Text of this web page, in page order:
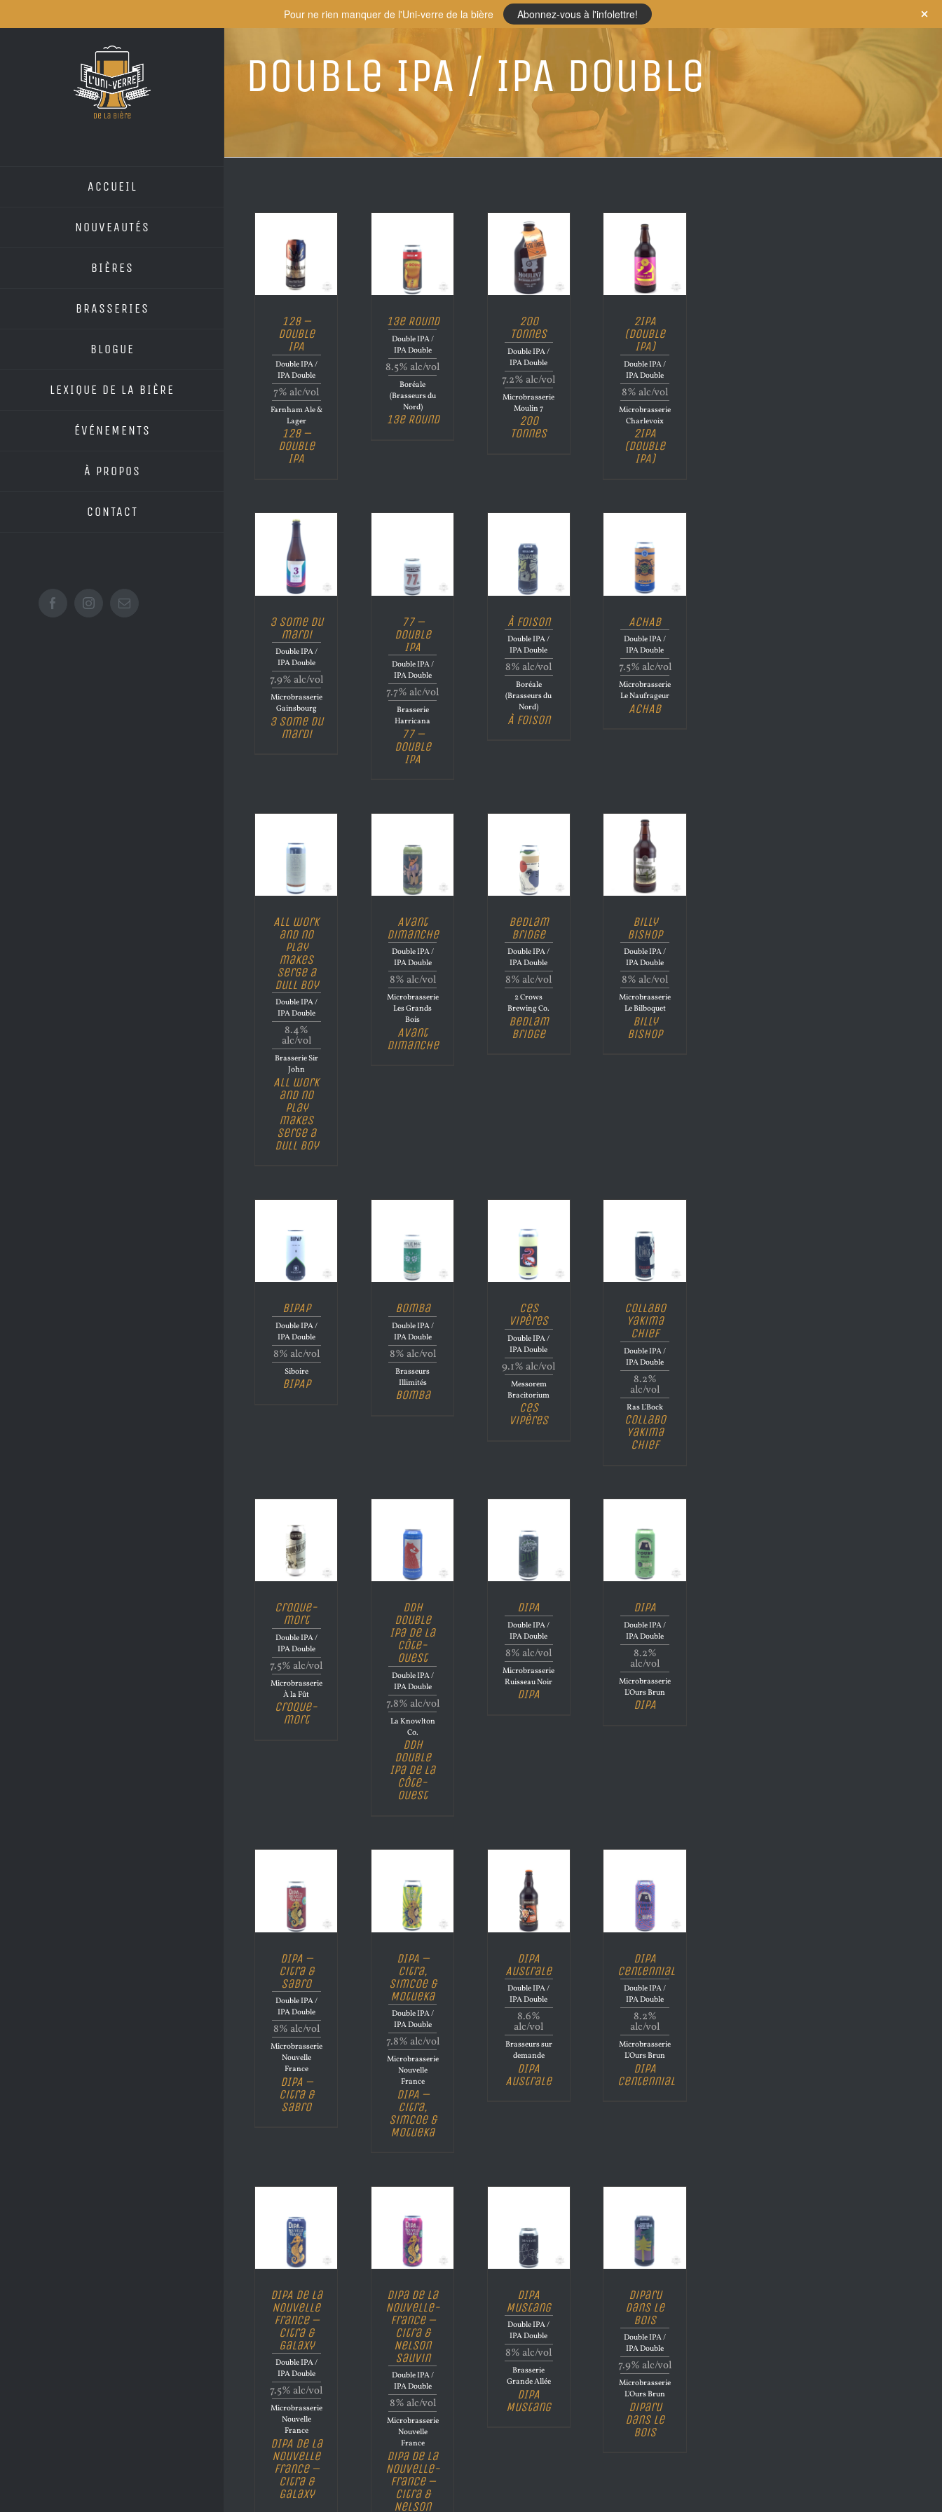
to
ACCUEIL
NOUVEAUTÉS
BIÈRES
BRASSERIES
BLOGUE
LEXIQUE DE LA BIÈRE
ÉVÉNEMENTS
À PROPOS
CONTACT
FacebookInstagramEmail
Double IPA / IPA Double
128 –
Double
IPA
Double IPA /
IPA Double
7% alc/vol
Farnham Ale &
Lager
128 –
Double
IPA
13e Round
Double IPA /
IPA Double
8.5% alc/vol
Boréale
(Brasseurs du
Nord)
13e Round
200
Tonnes
Double IPA /
IPA Double
7.2% alc/vol
Microbrasserie
Moulin 7
200
Tonnes
2IPA
(Double
IPA)
Double IPA /
IPA Double
8% alc/vol
Microbrasserie
Charlevoix
2IPA
(Double
IPA)
3 Some du
mardi
Double IPA /
IPA Double
7.9% alc/vol
Microbrasserie
Gainsbourg
3 Some du
mardi
77 –
Double
IPA
Double IPA /
IPA Double
7.7% alc/vol
Brasserie
Harricana
77 –
Double
IPA
À Foison
Double IPA /
IPA Double
8% alc/vol
Boréale
(Brasseurs du
Nord)
À Foison
ACHAB
Double IPA /
IPA Double
7.5% alc/vol
Microbrasserie
Le Naufrageur
ACHAB
All work
and no
play
makes
Serge a
dull boy
Double IPA /
IPA Double
8.4%
alc/vol
Brasserie Sir
John
All work
and no
play
makes
Serge a
dull boy
Avant
Dimanche
Double IPA /
IPA Double
8% alc/vol
Microbrasserie
Les Grands
Bois
Avant
Dimanche
Bedlam
Bridge
Double IPA /
IPA Double
8% alc/vol
2 Crows
Brewing Co.
Bedlam
Bridge
Billy
Bishop
Double IPA /
IPA Double
8% alc/vol
Microbrasserie
Le Bilboquet
Billy
Bishop
BIPAP
Double IPA /
IPA Double
8% alc/vol
Siboire
BIPAP
Bomba
Double IPA /
IPA Double
8% alc/vol
Brasseurs
Illimités
Bomba
Ces
Vipères
Double IPA /
IPA Double
9.1% alc/vol
Messorem
Bracitorium
Ces
Vipères
Collabo
Yakima
Chief
Double IPA /
IPA Double
8.2%
alc/vol
Ras L'Bock
Collabo
Yakima
Chief
Croque-
mort
Double IPA /
IPA Double
7.5% alc/vol
Microbrasserie
À la Fût
Croque-
mort
DDH
Double
Ipa de la
Côte-
ouest
Double IPA /
IPA Double
7.8% alc/vol
La Knowlton
Co.
DDH
Double
Ipa de la
Côte-
ouest
DIPA
Double IPA /
IPA Double
8% alc/vol
Microbrasserie
Ruisseau Noir
DIPA
DIPA
Double IPA /
IPA Double
8.2%
alc/vol
Microbrasserie
L'Ours Brun
DIPA
DIPA –
Citra &
Sabro
Double IPA /
IPA Double
8% alc/vol
Microbrasserie
Nouvelle
France
DIPA –
Citra &
Sabro
DIPA –
Citra,
Simcoe &
Motueka
Double IPA /
IPA Double
7.8% alc/vol
Microbrasserie
Nouvelle
France
DIPA –
Citra,
Simcoe &
Motueka
DIPA
Australe
Double IPA /
IPA Double
8.6%
alc/vol
Brasseurs sur
demande
DIPA
Australe
DIPA
Centennial
Double IPA /
IPA Double
8.2%
alc/vol
Microbrasserie
L'Ours Brun
DIPA
Centennial
DIPA De La
Nouvelle
France –
Citra &
Galaxy
Double IPA /
IPA Double
7.5% alc/vol
Microbrasserie
Nouvelle
France
DIPA De La
Nouvelle
France –
Citra &
Galaxy
Dipa de la
Nouvelle-
France –
Citra &
Nelson
Sauvin
Double IPA /
IPA Double
8% alc/vol
Microbrasserie
Nouvelle
France
Dipa de la
Nouvelle-
France –
Citra &
Nelson
DIPA
Mustang
Double IPA /
IPA Double
8% alc/vol
Brasserie
Grande Allée
DIPA
Mustang
Diparu
dans le
bois
Double IPA /
IPA Double
7.9% alc/vol
Microbrasserie
L'Ours Brun
Diparu
dans le
bois
Pour ne rien manquer de l'Uni-verre de la bière Abonnez-vous à l'infolettre!